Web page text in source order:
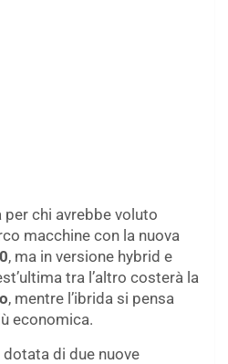
chi avrebbe voluto
macchine con la nuova
, ma in versione hybrid e
tra l’altro costerà la
, mentre l’ibrida si pensa
economica.
di due nuove